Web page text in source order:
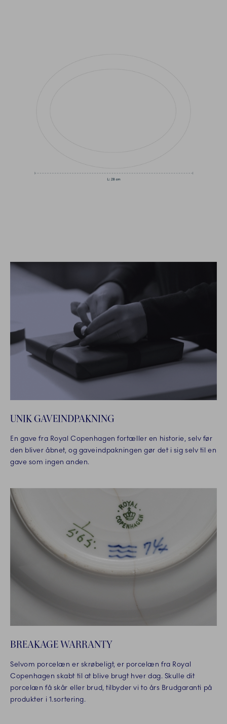
UNIK GAVEINDPAKNING
En gave fra Royal Copenhagen fortæller en historie, selv før
den bliver åbnet, og gaveindpakningen gør det i sig selv til en
gave som ingen anden.
BREAKAGE WARRANTY
Selvom porcelæn er skrøbeligt, er porcelæn fra Royal
Copenhagen skabt til at blive brugt hver dag. Skulle dit
porcelæn få skår eller brud, tilbyder vi to års Brudgaranti på
produkter i 1.sortering.